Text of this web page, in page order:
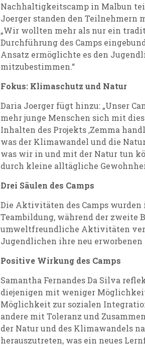
Nachhaltigkeitscamp in Malbun
Joerger standen den Teilnehmern
„Wir wollten mehr als nur ein
Durchführung des Camps
Ansatz ermöglichte es den
mitzubestimmen.“
Fokus: Klimaschutz und Natur
Daria Joerger fügt hinzu: „Unser
mehr junge Menschen sich mit
Inhalten des Projekts ,Zemma
was der Klimawandel und die
was wir in und mit der Natur tun
durch kleine alltägliche
Drei Säulen des Camps
Die Aktivitäten des Camps
Teambildung, während der zweite
umweltfreundliche Aktivitäten
Jugendlichen ihre neu
Positive Wirkung des Camps
Samantha Fernandes Da Silva
diejenigen mit weniger
Möglichkeit zur sozialen
andere mit Toleranz und
der Natur und des Klimawandels
herauszutreten, was ein neues